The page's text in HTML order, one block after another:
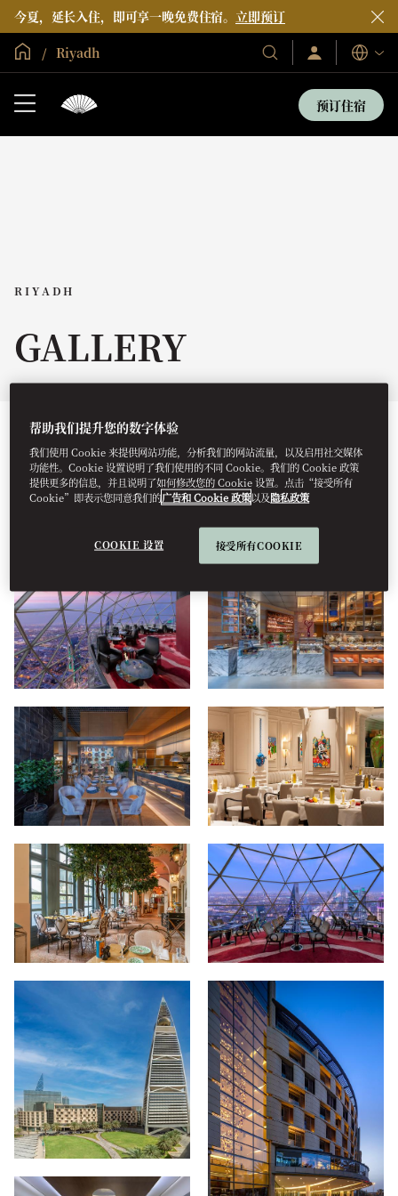
今夏，延长入住，即可享一晚免费住宿。 立即预订
全球首页
Riyadh
我
们
登
录/
即
加
入
语
言
预订住宿
RIYADH
GALLERY
所有 餐饮美食 酒店 健康 住宿
帮助我们提升您的数字体验
我们使用 Cookie 来提供网站功能，分析我们的网站流量，以及启用社交媒体
功能性。Cookie 设置说明了我们使用的不同 Cookie。我们的 Cookie 政策
提供更多的信息，并且说明了如何修改您的 Cookie 设置。点击“接受所有
Cookie”即表示您同意我们的广告和 Cookie 政策以及隐私政策
COOKIE 设置 接受所有COOKIE